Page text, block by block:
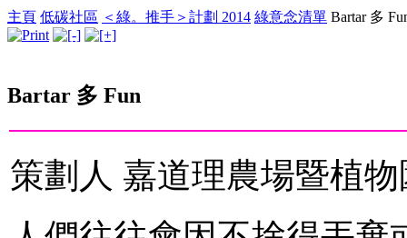
主頁 低碳社區 ＜綠。推手＞計劃 2014 綠意念清單 Bartar 多
Bartar 多 Fun
策劃人 嘉道理農場暨植物